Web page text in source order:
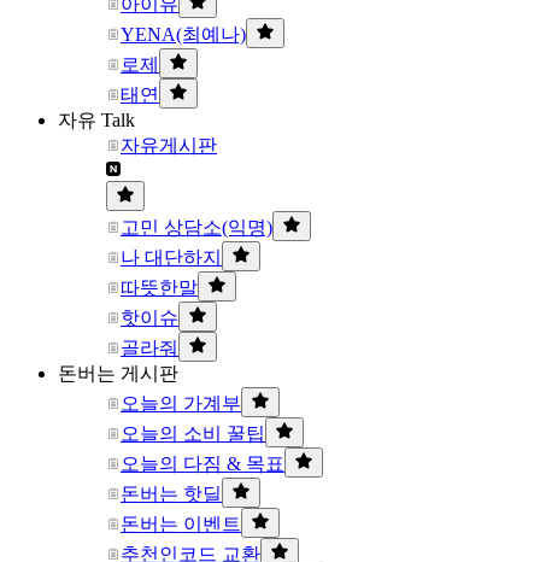
아이유
YENA(최예나)
로제
태연
자유 Talk
자유게시판
고민 상담소(익명)
나 대단하지
따뜻한말
핫이슈
골라줘
돈버는 게시판
오늘의 가계부
오늘의 소비 꿀팁
오늘의 다짐 & 목표
돈버는 핫딜
돈버는 이벤트
추천인코드 교환